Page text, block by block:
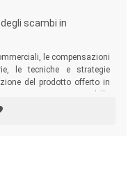
scambi in
le compensazioni
le tecniche e strategie
del prodotto offerto in
del prodotto